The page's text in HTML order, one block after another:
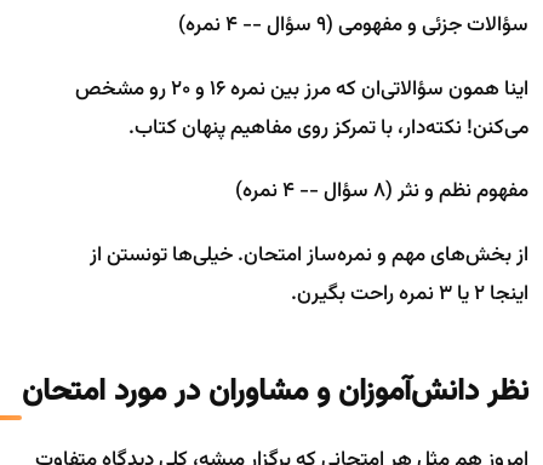
سؤالات جزئی و مفهومی (۹ سؤال -- ۴ نمره)
اینا همون سؤالاتی‌ان که مرز بین نمره ۱۶ و ۲۰ رو مشخص
می‌کنن! نکته‌دار، با تمرکز روی مفاهیم پنهان کتاب.
مفهوم نظم و نثر (۸ سؤال -- ۴ نمره)
از بخش‌های مهم و نمره‌ساز امتحان. خیلی‌ها تونستن از
اینجا ۲ یا ۳ نمره راحت بگیرن.
نظر دانش‌آموزان و مشاوران در مورد امتحان